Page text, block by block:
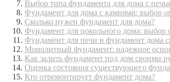
Выбор типа фундамента для дома с
Фундамент для дома с камнями: выбор
Сколько нужен фундамент для дома?
Фундамент для цокольного дома: выбор
Фундамент для печи и фундамент дома
Монолитный фундамент: надежное
Как залить фундамент под дом своими
Оценка состояния существующего
Кто отремонтирует фундамент дома?